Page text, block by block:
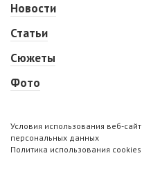
Новости
Статьи
Сюжеты
Фото
Условия использования веб-
персональных данных
Политика использования cookies